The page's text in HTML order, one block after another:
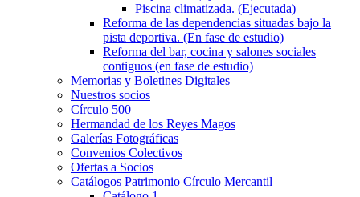
Piscina climatizada. (Ejecutada)
Reforma de las dependencias situadas bajo la
pista deportiva. (En fase de estudio)
Reforma del bar, cocina y salones sociales
contiguos (en fase de estudio)
Memorias y Boletines Digitales
Nuestros socios
Círculo 500
Hermandad de los Reyes Magos
Galerías Fotográficas
Convenios Colectivos
Ofertas a Socios
Catálogos Patrimonio Círculo Mercantil